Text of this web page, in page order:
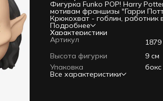
Фигурка Funko POP! Harry
мотивам франшизы "Гарри
Крюкохват - гоблин, работник
ходе разговора, который
Крюкохват рассказывает, что
доверили отнести в сейф
Дином, Гарри, Роном и
"егерям", дальше в особняк
Гарри Поттер.
Если вы искали оригинальные
они!!! Подарите себе и друзьям
Подробнее
Характеристики
Артикул
1879
Высота фигурки
9 см
Упаковка
Все характеристики